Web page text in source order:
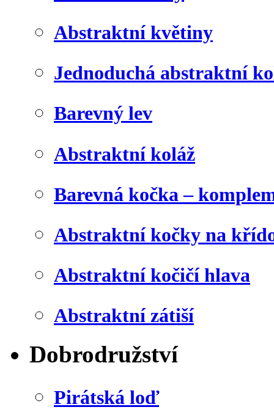
Abstraktní květiny
Jednoduchá abstraktní
Barevný lev
Abstraktní koláž
Barevná kočka –
Abstraktní kočky na
Abstraktní kočičí hlava
Abstraktní zátiší
Dobrodružství
Pirátská loď